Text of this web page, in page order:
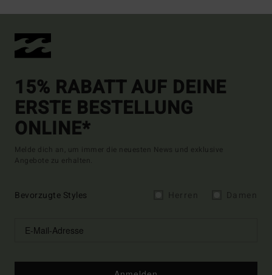
15% RABATT AUF DEINE
ERSTE BESTELLUNG
ONLINE*
Melde dich an, um immer die neuesten News und exklusive
Angebote zu erhalten.
Bevorzugte Styles